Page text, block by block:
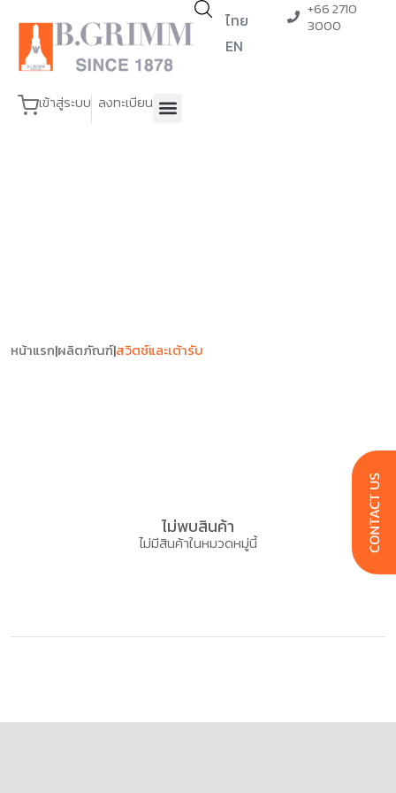
ไทย
EN
+66 2710
3000
เข้าสู่ระบบ ลงทะเบียน
หน้าแรก|ผลิตภัณฑ์|สวิตช์และเต้ารับ
ไม่พบสินค้า
ไม่มีสินค้าในหมวดหมู่นี้